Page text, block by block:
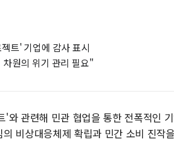
트' 기업에 감사 표시
원의 위기 관리 필요"
관련해 민관 협업을 통한 전폭적인
비상대응체제 확립과 민간 소비 진작